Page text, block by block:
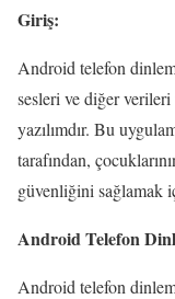
Giriş:
Android telefon
sesleri ve diğer
yazılımdır. Bu
tarafından,
güvenliğini sağlamak
Android Telefon
Android telefon